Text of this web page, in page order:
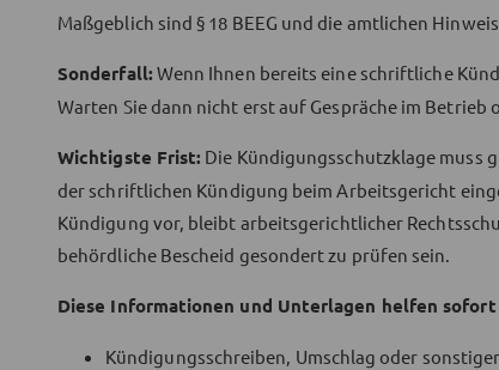
Maßgeblich sind § 18 BEEG und die amtlichen
Sonderfall: Wenn Ihnen bereits eine schriftliche
Warten Sie dann nicht erst auf Gespräche im Betrieb
Wichtigste Frist: Die Kündigungsschutzklage muss
der schriftlichen Kündigung beim Arbeitsgericht
Kündigung vor, bleibt arbeitsgerichtlicher
behördliche Bescheid gesondert zu prüfen sein.
Diese Informationen und Unterlagen helfen
Kündigungsschreiben, Umschlag oder